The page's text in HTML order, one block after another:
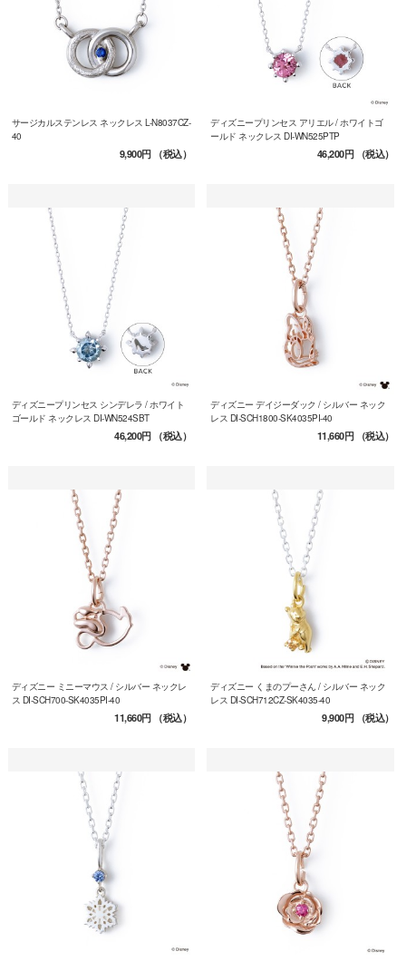
サージカルステンレス ネックレス L-N8037CZ-
40
9,900円（税込）
ディズニープリンセス アリエル / ホワイトゴ
ールド ネックレス DI-WN525PTP
46,200円（税込）
ディズニープリンセス シンデレラ / ホワイト
ゴールド ネックレス DI-WN524SBT
46,200円（税込）
ディズニー デイジーダック / シルバー ネック
レス DI-SCH1800-SK4035PI-40
11,660円（税込）
ディズニー ミニーマウス / シルバー ネックレ
ス DI-SCH700-SK4035PI-40
11,660円（税込）
ディズニー くまのプーさん / シルバー ネック
レス DI-SCH712CZ-SK4035-40
9,900円（税込）